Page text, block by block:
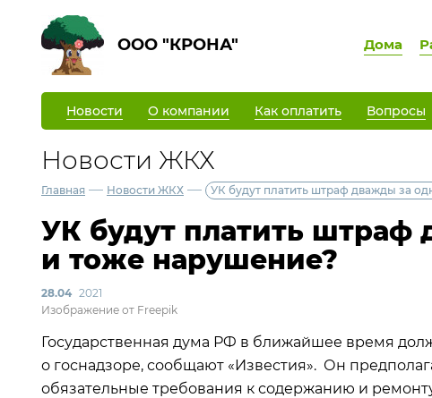
ООО "КРОНА" Дома
Новости О компании Как оплатить Вопросы
Новости ЖКХ
Главная — Новости ЖКХ — УК будут платить штраф дважды за
УК будут платить штраф
и тоже нарушение?
28.04 2021
Изображение от Freepik
Государственная дума РФ в ближайшее время
о госнадзоре, сообщают «Известия». Он
обязательные требования к содержанию и